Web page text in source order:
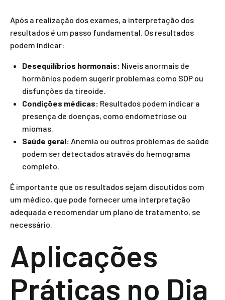
Após a realização dos exames, a interpretação dos
resultados é um passo fundamental. Os resultados
podem indicar:
Desequilíbrios hormonais: Níveis anormais de
hormônios podem sugerir problemas como SOP ou
disfunções da tireoide.
Condições médicas: Resultados podem indicar a
presença de doenças, como endometriose ou
miomas.
Saúde geral: Anemia ou outros problemas de saúde
podem ser detectados através do hemograma
completo.
É importante que os resultados sejam discutidos com
um médico, que pode fornecer uma interpretação
adequada e recomendar um plano de tratamento, se
necessário.
Aplicações
Práticas no Dia